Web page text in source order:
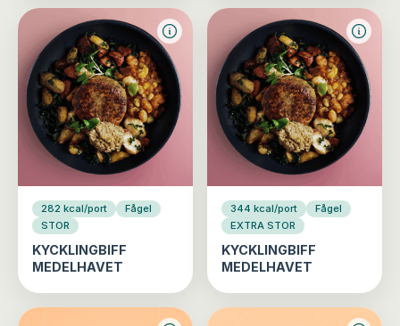
282 kcal/port
Fågel
STOR
KYCKLINGBIFF
MEDELHAVET
344 kcal/port
Fågel
EXTRA STOR
KYCKLINGBIFF
MEDELHAVET